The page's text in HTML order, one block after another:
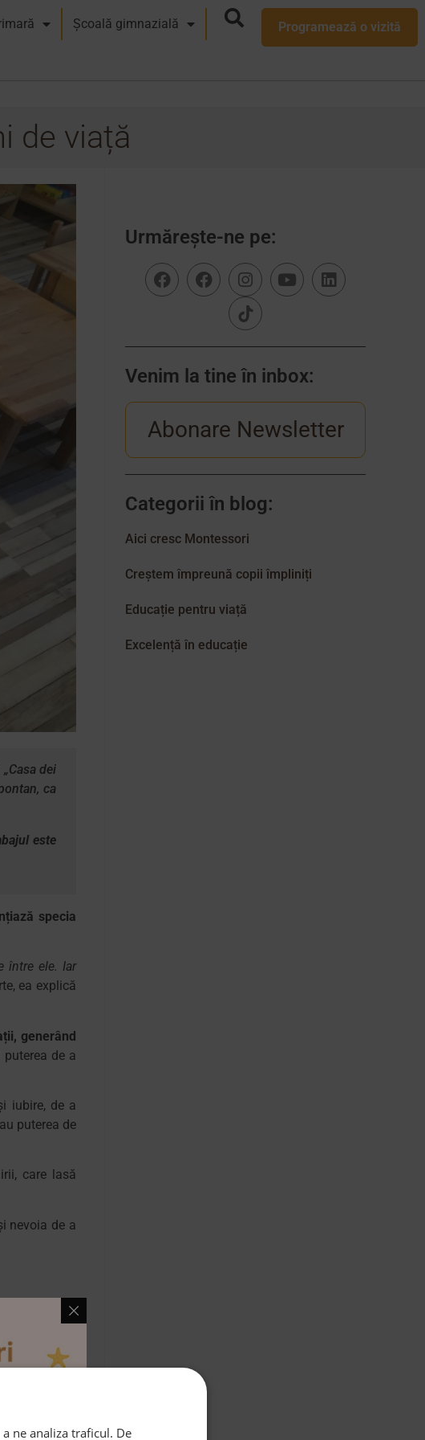
Școală gimnazială Programează o vizită
de viață
dei
ca
este
specia
între ele. Iar
ea explică
generând
de a
iubire, de a
puterea de
care lasă
nevoia de a
legătură cu
și-ar pierde
lucru nu
este
Urmărește-ne pe:
Venim la tine în inbox:
Abonare Newsletter
Categorii în blog:
Aici cresc Montessori
Creștem împreună copii împliniți
Educație pentru viață
Excelență în educație
ne analiza traficul. De